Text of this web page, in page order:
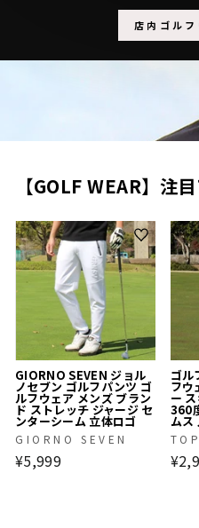
店内ゴル
【GOLF WEAR】注
GIORNO SEVEN ジョル
ノセブン ゴルフパンツ ゴ
ルフウェア メンズ ブラン
ド ストレッチ ジャージ セ
ンターシーム 立体ロゴ
GIORNO SEVEN
¥5,999
ゴル
フウ
ー
360
ムス